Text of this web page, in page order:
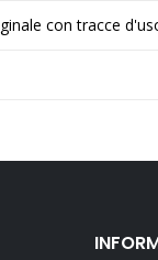
con tracce